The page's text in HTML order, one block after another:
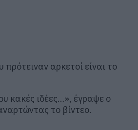
αρκετοί είναι το
κακές ιδέες…», έγραψε ο
το βίντεο.